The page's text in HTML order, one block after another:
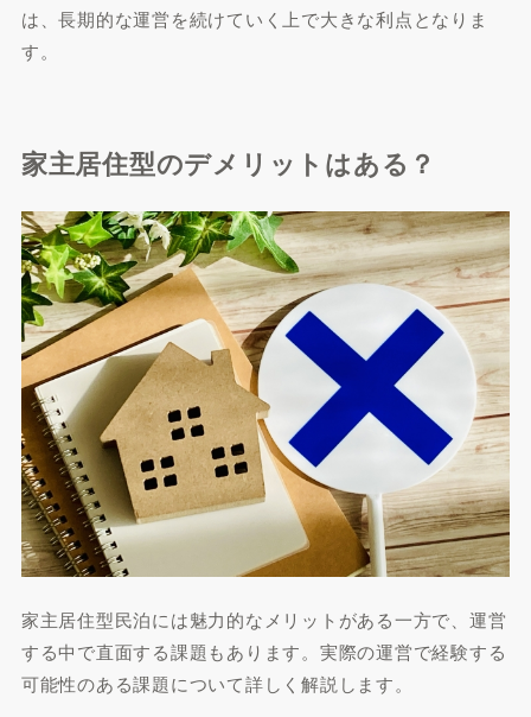
は、長期的な運営を続けていく上で大きな利点となりま
す。
家主居住型のデメリットはある？
家主居住型民泊には魅力的なメリットがある一方で、運営
する中で直面する課題もあります。実際の運営で経験する
可能性のある課題について詳しく解説します。